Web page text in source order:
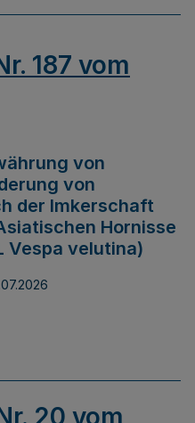
187 vom
von
von
der Imkerschaft
Hornisse
Vespa velutina)
20 vom